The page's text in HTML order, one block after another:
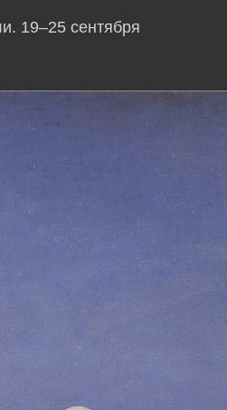
19–25 сентября